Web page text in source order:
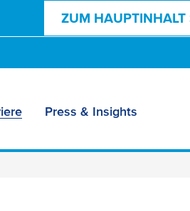
ZUM HAUPTINHALT
Press & Insights